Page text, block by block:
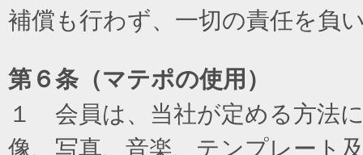
補償も行わず、一切の責任を負
第６条（マテポの使用）
１ 会員は、当社が定める方法
像、写真、音楽、テンプレート